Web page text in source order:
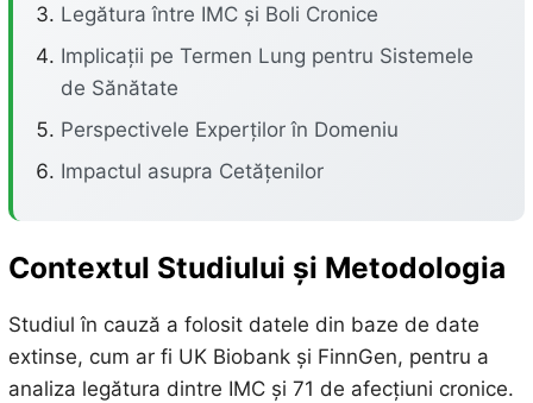
Legătura între IMC și Boli Cronice
Implicații pe Termen Lung pentru Sistemele
de Sănătate
Perspectivele Experților în Domeniu
Impactul asupra Cetățenilor
Contextul Studiului și Metodologia
Studiul în cauză a folosit datele din baze de date
extinse, cum ar fi UK Biobank și FinnGen, pentru a
analiza legătura dintre IMC și 71 de afecțiuni cronice.